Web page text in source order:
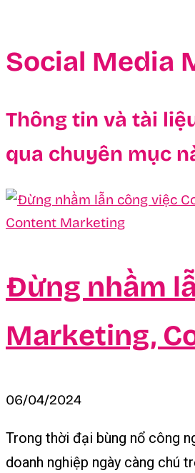
Social Media
Thông tin và tài
qua chuyên mục
Content Marketing
Đừng nhầm
Marketing,
06/04/2024
Trong thời đại bùng nổ công
doanh nghiệp ngày càng chú